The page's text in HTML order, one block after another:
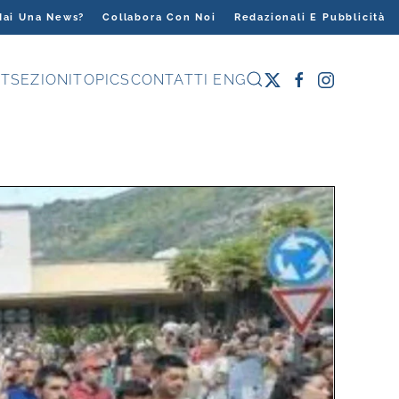
Una News? Collabora Con Noi Redazionali E Pubblicità
SEZIONITOPICSCONTATTI ENG